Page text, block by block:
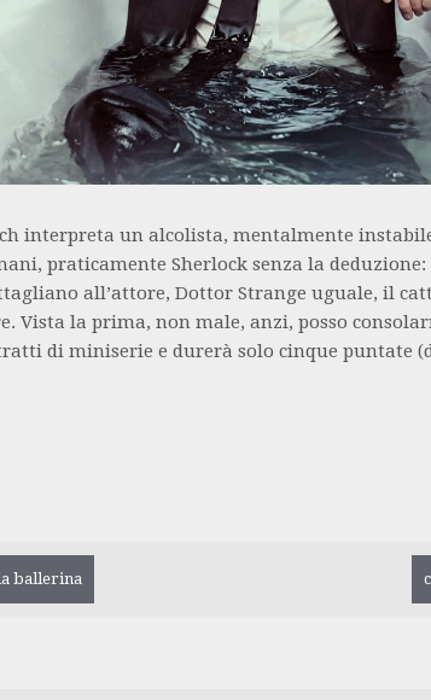
interpreta un alcolista, mentalmente
praticamente Sherlock senza la
all’attore, Dottor Strange uguale, il
Vista la prima, non male, anzi, posso
di miniserie e durerà solo cinque puntate
ballerina